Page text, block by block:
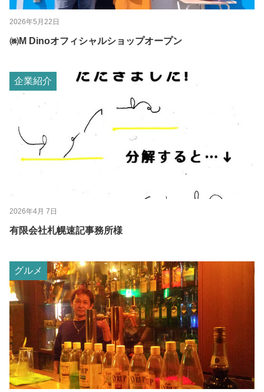
2026年5月22日
㈱M Dinoオフィシャルショップオープン
企業紹介
2026年4月 7日
有限会社札幌速記事務所様
グルメ